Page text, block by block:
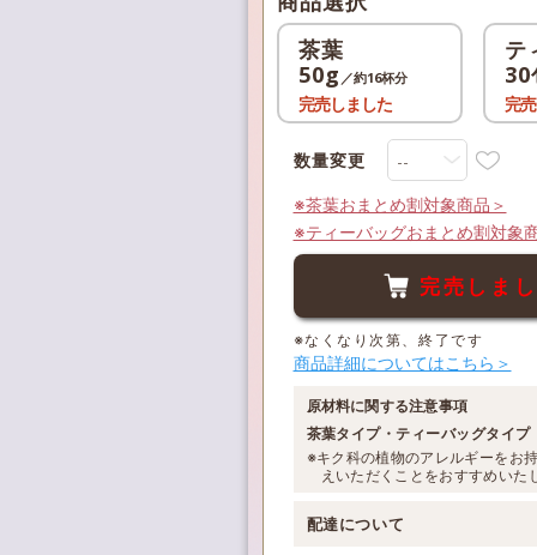
茶葉
50g ／約16杯分
完売しました
テ
30
完
数量変更
※茶葉おまとめ割対象商品＞
※ティーバッグおまとめ割対象
完売しま
※なくなり次第、終了です
商品詳細についてはこちら＞
原材料に関する注意事項
茶葉タイプ・ティーバッグタイプ
※キク科の植物のアレルギーをお
えいただくことをおすすめいた
配達について